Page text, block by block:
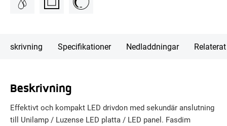
Beskrivning Specifikationer Nedladdningar Relaterat
Beskrivning
Effektivt och kompakt LED drivdon med sekundär anslutning
till Unilamp / Luzense LED platta / LED panel. Fasdim